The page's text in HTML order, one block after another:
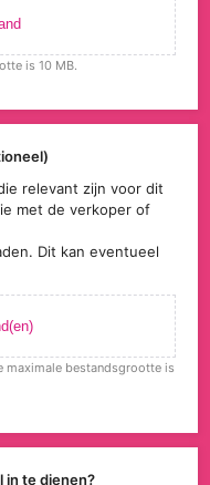
is 10 MB.
relevant zijn voor dit
met de verkoper of
Dit kan eventueel
maximale bestandsgrootte is
in te dienen?